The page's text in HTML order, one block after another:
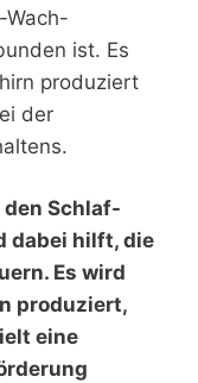
Wach-
ist. Es
produziert
der
Schlaf-
dabei hilft, die
Es wird
produziert,
eine